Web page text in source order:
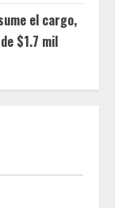
el cargo,
$1.7 mil